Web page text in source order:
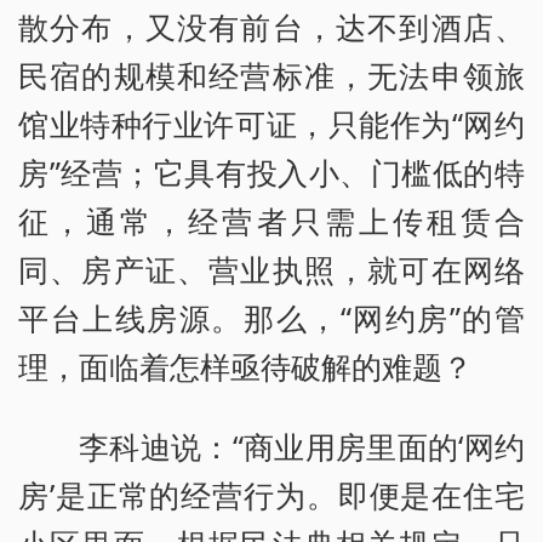
散分布，又没有前台，达不到酒店、
民宿的规模和经营标准，无法申领旅
馆业特种行业许可证，只能作为“网约
房”经营；它具有投入小、门槛低的特
征，通常，经营者只需上传租赁合
同、房产证、营业执照，就可在网络
平台上线房源。那么，“网约房”的管
理，面临着怎样亟待破解的难题？
李科迪说：“商业用房里面的‘网约
房’是正常的经营行为。即便是在住宅